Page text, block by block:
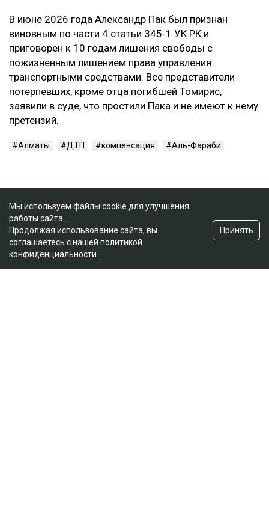
В июне 2026 года Александр Пак был признан
виновным по части 4 статьи 345-1 УК РК и
приговорен к 10 годам лишения свободы с
пожизненным лишением права управления
транспортными средствами. Все представители
потерпевших, кроме отца погибшей Томирис,
заявили в суде, что простили Пака и не имеют к нему
претензий.
Алматы ДТП компенсация Аль-Фараби
Мы используем файлы cookie для улучшения
работы сайта.
Продолжая использование сайта, вы
соглашаетесь с нашей политикой
конфиденциальности
Принять